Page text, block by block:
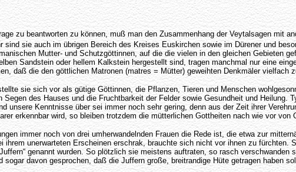
zu beantworten zu können, muß man den Zusammenhang der Veytalsagen mit
sie auch im übrigen Bereich des Kreises Euskirchen sowie im Dürener und
Mutter- und Schutzgöttinnen, auf die die vielen in den gleichen Gebieten
Sandstein oder hellem Kalkstein hergestellt sind, tragen manchmal nur eine
daß die den göttlichen Matronen (matres = Mütter) geweihten Denkmäler vielfach
sie sich vor als gütige Göttinnen, die Pflanzen, Tieren und Menschen
des Hauses und die Fruchtbarkeit der Felder sowie Gesundheit und Heilung.
Kenntnisse über sei immer noch sehr gering, denn aus der Zeit ihrer
erkennbar wird, so bleiben trotzdem die mütterlichen Gottheiten nach wie vor von
immer noch von drei umherwandelnden Frauen die Rede ist, die etwa zur
unerwarteten Erscheinen erschrak, brauchte sich nicht vor ihnen zu fürchten.
genannt wurden. So plötzlich sie meistens auftraten, so rasch
davon gesprochen, daß die Juffern große, breitrandige Hüte getragen haben